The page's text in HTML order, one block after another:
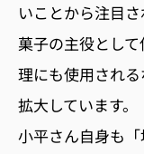
いことから注目
菓子の主役とし
理にも使用され
拡大しています。
小平さん自身も